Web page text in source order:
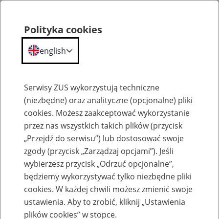
Analizy i raporty
FUS w I kwartale 2025 r. System
ubezpieczeń społecznych działa sprawnie i
Polityka cookies
english
Serwisy ZUS wykorzystują techniczne
(niezbędne) oraz analityczne (opcjonalne) pliki
cookies. Możesz zaakceptować wykorzystanie
przez nas wszystkich takich plików (przycisk
„Przejdź do serwisu”) lub dostosować swoje
zgody (przycisk „Zarządzaj opcjami”). Jeśli
wybierzesz przycisk „Odrzuć opcjonalne”,
będziemy wykorzystywać tylko niezbędne pliki
cookies. W każdej chwili możesz zmienić swoje
ustawienia. Aby to zrobić, kliknij „Ustawienia
plików cookies” w stopce.